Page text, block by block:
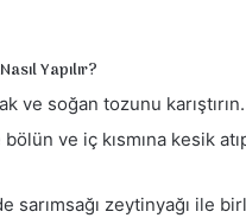
Yapılır?
ve soğan tozunu karıştırın.
ve iç kısmına kesik
zeytinyağı ile